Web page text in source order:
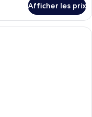
Afficher les prix
de qualité, lit avec matelas à